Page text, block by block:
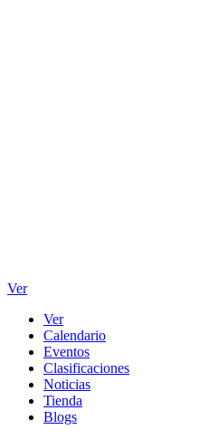
Ver
Ver
Calendario
Eventos
Clasificaciones
Noticias
Tienda
Blogs